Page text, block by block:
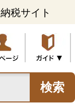
税サイト
検索